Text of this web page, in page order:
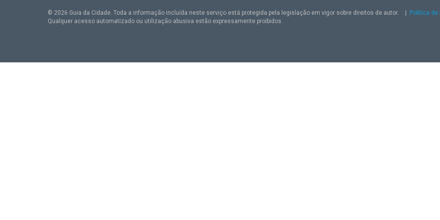
© 2026 Guia da Cidade. Toda a informação incluída neste serviço está protegida pela legislação em vigor sobre direitos de autor.
Política de
Qualquer acesso automatizado ou utilização abusiva estão expressamente proibidos.